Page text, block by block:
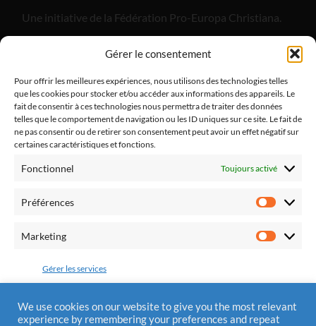
Gérer le consentement
Pour offrir les meilleures expériences, nous utilisons des technologies telles
que les cookies pour stocker et/ou accéder aux informations des appareils. Le
fait de consentir à ces technologies nous permettra de traiter des données
telles que le comportement de navigation ou les ID uniques sur ce site. Le fait de
ne pas consentir ou de retirer son consentement peut avoir un effet négatif sur
certaines caractéristiques et fonctions.
Fonctionnel Toujours activé
Préférences
Marketing
Gérer les services
Accepter
Une initiative de la Fédération Pro-Europa Christiana.
catholiques dont l'objectif est de promouvoir la paix
dans notre pays et dans nos familles par le retour à la
pratique religieuse.
Fédération Pro Europa Christiana
28170 St Sauveur Marville
Tél.: 0810 310 025
We use cookies on our website to give you the most relevant
experience by remembering your preferences and repeat